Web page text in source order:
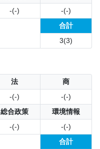
-(-)
-(-)
合計
3(3)
法
商
-(-)
-(-)
総合政策
環境情報
-(-)
-(-)
合計